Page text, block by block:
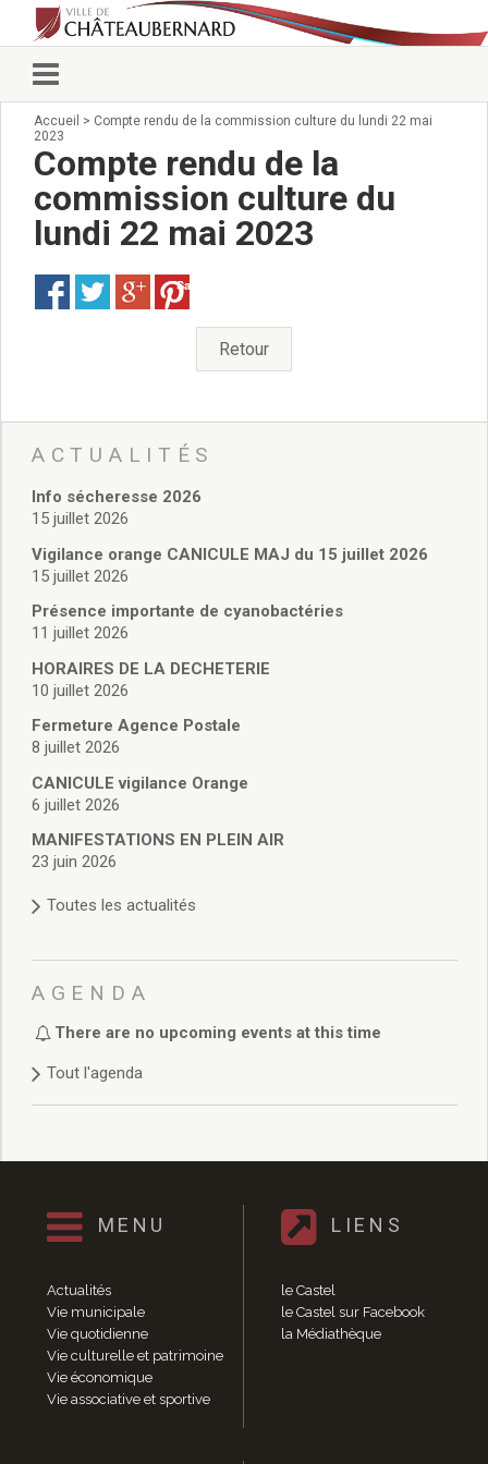
Vie municipale
Conseillers municipaux
Commissions 2026
Prendre rendez-vous
Services municipaux
Organigramme
Pour venir nous voir
État civil/élections/formalités
Affaires Scolaires
Vie associative
Police Municipale/règlementation
Services en ligne
Inscriptions sur les listes électorales
Plan Local d’Urbanisme intercommunal
Actes d’état civil
Budgets
Budget de Fonctionnement
Budget d’Investissement
Conseils municipaux
Règlement du conseil municipal
Déliberations 2026
Délibérations 2024
Délibérations 2022
Délibérations 2021
Délibérations 2019
Délibérations 2018
Délibérations 2012
Délibérations 2009
Délibérations 2008
Agenda réunions publiques
Marchés publics
Toutes les actualités
Accueil > Compte rendu de la commission culture du lundi 22 mai
2023
Compte rendu de la
commission culture du
lundi 22 mai 2023
Save
Retour
ACTUALITÉS
Info sécheresse 2026
15 juillet 2026
Vigilance orange CANICULE MAJ du 15 juillet 2026
15 juillet 2026
Présence importante de cyanobactéries
11 juillet 2026
HORAIRES DE LA DECHETERIE
10 juillet 2026
Fermeture Agence Postale
8 juillet 2026
CANICULE vigilance Orange
6 juillet 2026
MANIFESTATIONS EN PLEIN AIR
23 juin 2026
Toutes les actualités
AGENDA
There are no upcoming events at this time
Tout l'agenda
MENU
Actualités
Vie municipale
Vie quotidienne
Vie culturelle et patrimoine
Vie économique
Vie associative et sportive
LIENS
le Castel
le Castel sur Facebook
la Médiathèque